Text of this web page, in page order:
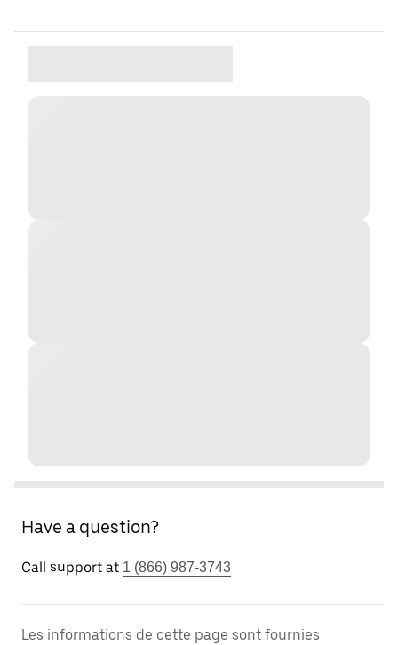
Have a question?
Call support at 1 (866) 987-3743
Les informations de cette page sont fournies